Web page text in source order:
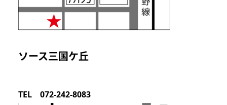
ソース三国ケ丘
TEL 072-242-8083